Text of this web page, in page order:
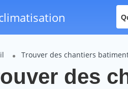
Trouver des chantiers
des